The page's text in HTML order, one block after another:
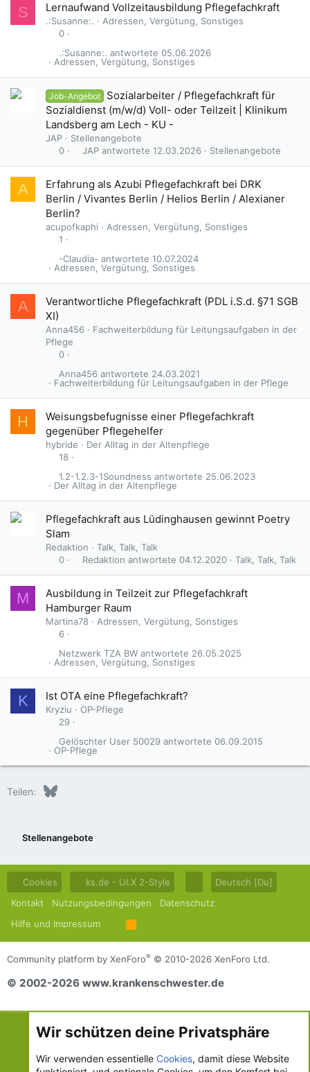
S Lernaufwand Vollzeitausbildung Pflegefachkraft
.:Susanne:.
Adressen, Vergütung, Sonstiges
0
Adressen, Vergütung, Sonstiges
05.06.2026
.:Susanne:.
Job-Angebot
Sozialarbeiter / Pflegefachkraft für
Sozialdienst (m/w/d) Voll- oder Teilzeit | Klinikum
Landsberg am Lech - KU -
JAP
Stellenangebote
0
Stellenangebote
12.03.2026
JAP
A
Erfahrung als Azubi Pflegefachkraft bei DRK
Berlin / Vivantes Berlin / Helios Berlin / Alexianer
Berlin?
acupofkaphi
Adressen, Vergütung, Sonstiges
1
Adressen, Vergütung, Sonstiges
10.07.2024
-Claudia-
A
Verantwortliche Pflegefachkraft (PDL i.S.d. §71 SGB
XI)
Anna456
Fachweiterbildung für Leitungsaufgaben in der
Pflege
0
Fachweiterbildung für Leitungsaufgaben in der Pflege
24.03.2021
Anna456
H
Weisungsbefugnisse einer Pflegefachkraft
gegenüber Pflegehelfer
hybride
Der Alltag in der Altenpflege
18
Der Alltag in der Altenpflege
25.06.2023
1.2-1.2.3-1Soundness
Pflegefachkraft aus Lüdinghausen gewinnt Poetry
Slam
Redaktion
Talk, Talk, Talk
0
Talk, Talk, Talk
04.12.2020
Redaktion
M
Ausbildung in Teilzeit zur Pflegefachkraft
Hamburger Raum
Martina78
Adressen, Vergütung, Sonstiges
6
Adressen, Vergütung, Sonstiges
26.05.2025
Netzwerk TZA BW
K Ist OTA eine Pflegefachkraft?
Kryziu
OP-Pflege
29
OP-Pflege
06.09.2015
Gelöschter User 50029
Teilen: Bluesky
Stellenangebote
Cookies ks.de - UI.X 2-Style
Deutsch [Du]
Kontakt
Nutzungsbedingungen
Datenschutz
Hilfe und Impressum
R
S
S
Community platform by XenForo® © 2010-2026 XenForo Ltd.
© 2002-2026 www.krankenschwester.de
Wir schützen deine Privatsphäre
Wir verwenden essentielle Cookies, damit diese Website